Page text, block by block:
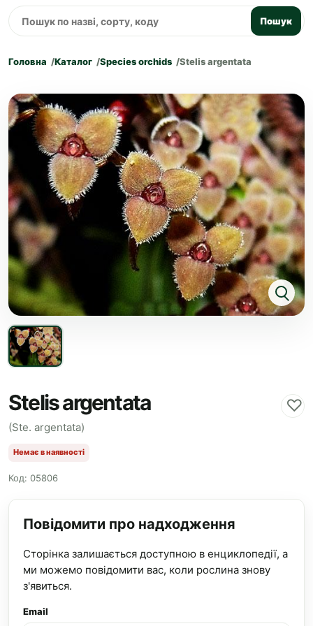
Пошук
Головна Каталог Species orchids Stelis argentata
Stelis argentata ♡
(Ste. argentata)
Немає в наявності
Код: 05806
Повідомити про надходження
Сторінка залишається доступною в енциклопедії, а
ми можемо повідомити вас, коли рослина знову
з'явиться.
Email